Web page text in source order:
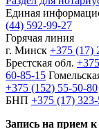
Единая
(44) 592-99-27
Горячая линия
г. Минск +375 (17)
Брестская обл.
60-85-15
+375 (152) 55-50-80
БНП +375 (17)
Запись на прием